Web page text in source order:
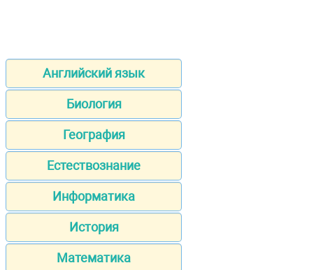
Английский язык
Биология
География
Естествознание
Информатика
История
Математика